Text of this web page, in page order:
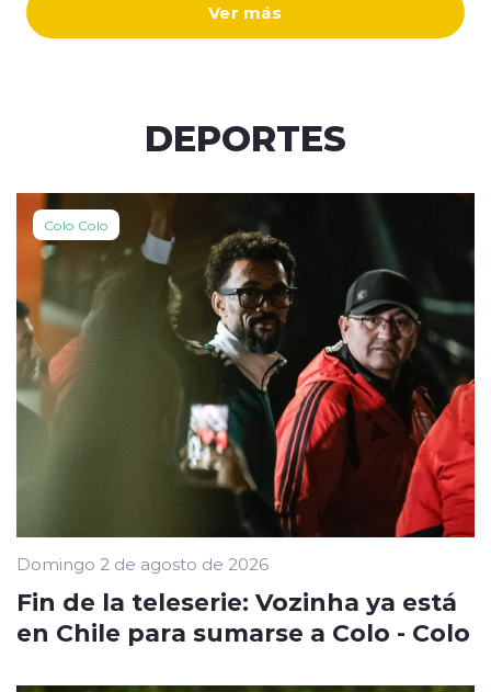
Ver más
DEPORTES
Colo Colo
Domingo 2 de agosto de 2026
Fin de la teleserie: Vozinha ya está
en Chile para sumarse a Colo - Colo